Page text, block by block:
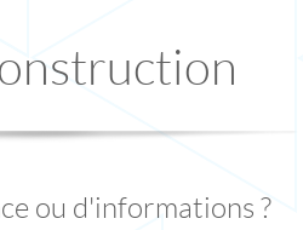
ou d'informations ?